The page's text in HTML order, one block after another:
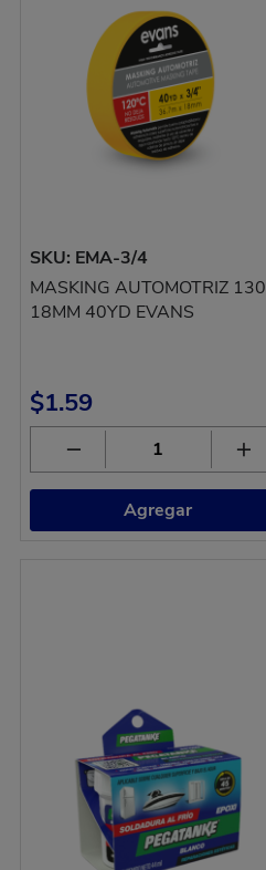
SKU: EMA-3/4
MASKING AUTOMOTRIZ
18MM 40YD EVANS
$1.59
Agregar